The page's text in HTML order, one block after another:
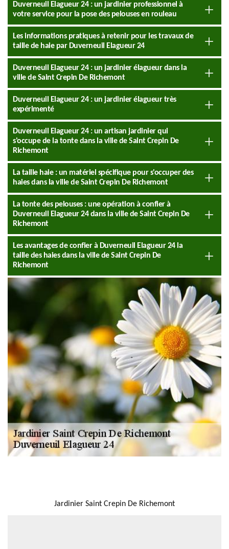
Duverneuil Elagueur 24 : un jardinier professionnel à
votre service pour la pose des pelouses en rouleau
Les informations pratiques à retenir pour les travaux de
taille de haie par Duverneuil Elagueur 24
Duverneuil Elagueur 24 : un jardinier élagueur dans la
ville de Saint Crepin De Richemont
Duverneuil Elagueur 24 : un jardinier élagueur très
expérimenté
Duverneuil Elagueur 24 : un artisan jardinier qui
s'occupe de la tonte dans la ville de Saint Crepin De
Richemont
La taille haie : un matériel spécifique pour s'occuper des
haies dans la ville de Saint Crepin De Richemont
La tonte des pelouses : une opération à confier à
Duverneuil Elagueur 24 dans la ville de Saint Crepin De
Richemont
Les avantages de confier à Duverneuil Elagueur 24 la
taille des haies dans la ville de Saint Crepin De
Richemont
Jardinier Saint Crepin De Richemont